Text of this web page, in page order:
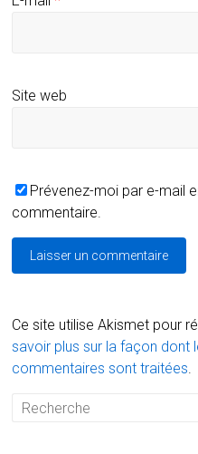
Site web
Prévenez-moi par e-mail
commentaire.
Ce site utilise Akismet pour
savoir plus sur la façon dont
commentaires sont traitées.